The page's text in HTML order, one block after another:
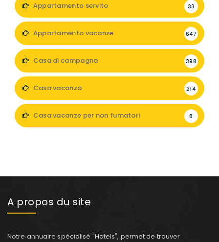
Appartamento servito 33
Appartamento vacanze 647
Casa di campagna 398
Casa vacanza 214
Casa vacanze per non fumatori 8
A propos du site
Notre annuaire spécialisé "Hotels", permet de trouver